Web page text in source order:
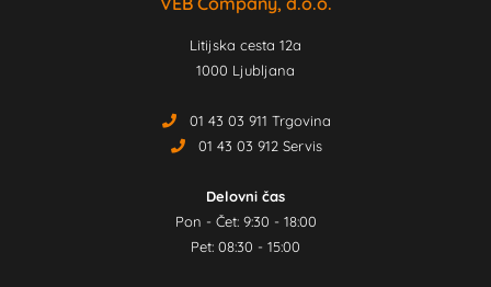
Litijska cesta 12a
1000 Ljubljana
01 43 03 911 Trgovina
01 43 03 912 Servis
Delovni čas
Pon - Čet: 9:30 - 18:00
Pet: 08:30 - 15:00